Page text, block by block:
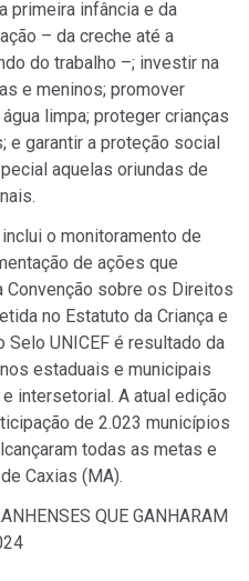
primeira infância e da
– da creche até a
do trabalho –; investir na
e meninos; promover
limpa; proteger crianças
e garantir a proteção social
aquelas oriundas de
o monitoramento de
de ações que
Convenção sobre os Direitos
no Estatuto da Criança e
UNICEF é resultado da
estaduais e municipais
intersetorial. A atual edição
de 2.023 municípios
todas as metas e
Caxias (MA).
QUE GANHARAM